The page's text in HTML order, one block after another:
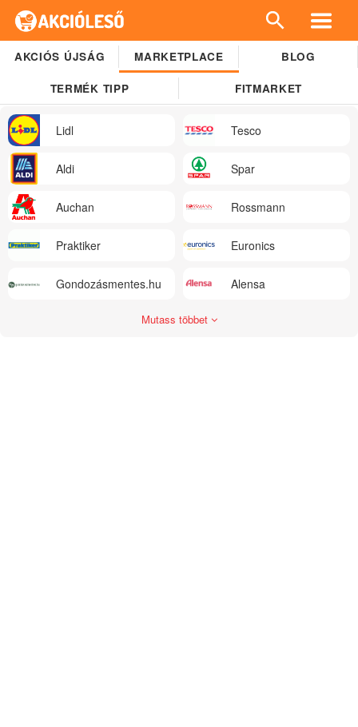
AKCIÓS ÚJSÁG MARKETPLACE BLOG
TERMÉK TIPP FITMARKET
Lidl Tesco
Aldi Spar
Auchan Rossmann
Praktiker Euronics
Gondozásmentes.hu Alensa
Mutass többet